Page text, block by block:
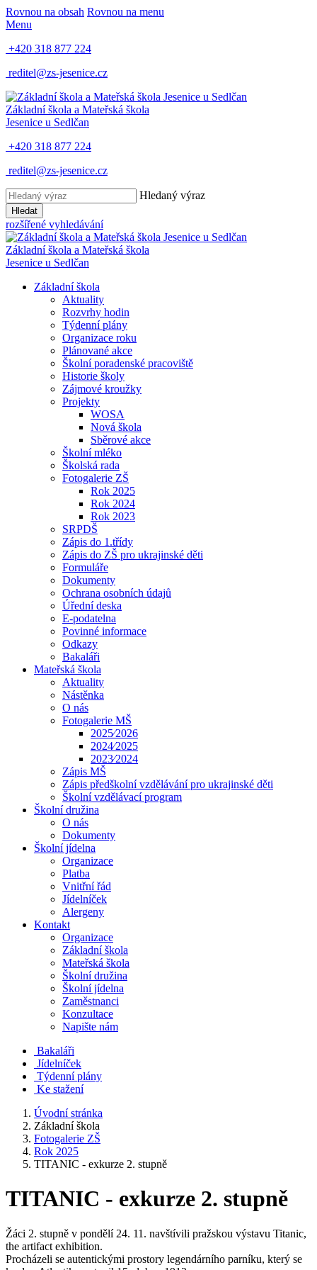
Rovnou na obsah Rovnou na menu
Menu
+420 318 877 224
reditel@zs-jesenice.cz
Základní škola a Mateřská škola
Jesenice u Sedlčan
+420 318 877 224
reditel@zs-jesenice.cz
Hledaný výraz
Hledat
rozšířené vyhledávání
Základní škola a Mateřská škola
Jesenice u Sedlčan
Základní škola
Aktuality
Rozvrhy hodin
Týdenní plány
Organizace roku
Plánované akce
Školní poradenské pracoviště
Historie školy
Zájmové kroužky
Projekty
WOSA
Nová škola
Sběrové akce
Školní mléko
Školská rada
Fotogalerie ZŠ
Rok 2025
Rok 2024
Rok 2023
SRPDŠ
Zápis do 1.třídy
Zápis do ZŠ pro ukrajinské děti
Formuláře
Dokumenty
Ochrana osobních údajů
Úřední deska
E-podatelna
Povinné informace
Odkazy
Bakaláři
Mateřská škola
Aktuality
Nástěnka
O nás
Fotogalerie MŠ
2025⁄2026
2024⁄2025
2023⁄2024
Zápis MŠ
Zápis předškolní vzdělávání pro ukrajinské děti
Školní vzdělávací program
Školní družina
O nás
Dokumenty
Školní jídelna
Organizace
Platba
Vnitřní řád
Jídelníček
Alergeny
Kontakt
Organizace
Základní škola
Mateřská škola
Školní družina
Školní jídelna
Zaměstnanci
Konzultace
Napište nám
Bakaláři
Jídelníček
Týdenní plány
Ke stažení
Úvodní stránka
Základní škola
Fotogalerie ZŠ
Rok 2025
TITANIC - exkurze 2. stupně
TITANIC - exkurze 2. stupně
Žáci 2. stupně v pondělí 24. 11. navštívili pražskou výstavu Titanic,
the artifact exhibition.
Procházeli se autentickými prostory legendárního parníku, který se